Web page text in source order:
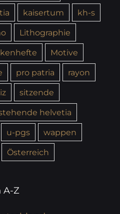
kaisertum
kh-s
Lithographie
Motive
pro patria
rayon
sitzende
helvetia
u-pgs
wappen
Österreich
A-Z